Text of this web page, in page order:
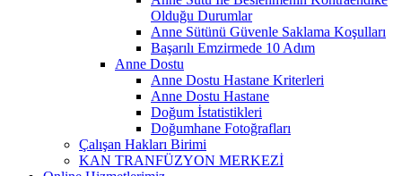
Olduğu Durumlar
Anne Sütünü Güvenle Saklama Koşulları
Başarılı Emzirmede 10 Adım
Anne Dostu
Anne Dostu Hastane Kriterleri
Anne Dostu Hastane
Doğum İstatistikleri
Doğumhane Fotoğrafları
Çalışan Hakları Birimi
KAN TRANFÜZYON MERKEZİ